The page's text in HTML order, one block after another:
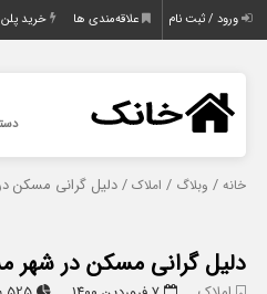
ورود / ثبت نام علاقه‌مندی ها خرید
خانه / وبلاگ / املاک / دلیل گرانی مسکن
دلیل گرانی مسکن در